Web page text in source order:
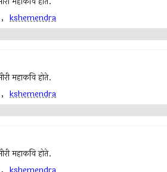
, kshemendra
महाकवि होते.
, kshemendra
महाकवि होते.